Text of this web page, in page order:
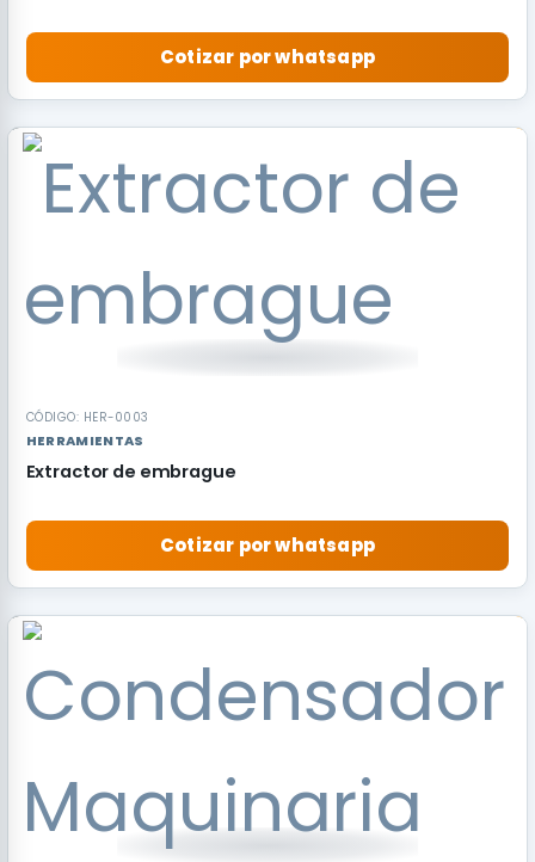
Cotizar por whatsapp
RECOMENDADO
CÓDIGO: HER-0003
HERRAMIENTAS
Extractor de embrague
Cotizar por whatsapp
RECOMENDADO